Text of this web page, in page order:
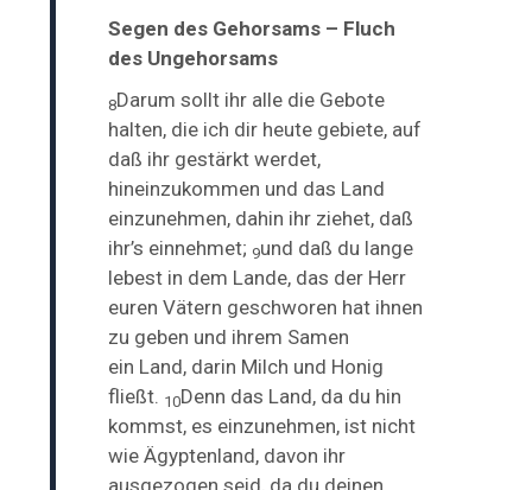
Segen des Gehorsams – Fluch
des Ungehorsams
8Darum sollt ihr alle die Gebote
halten, die ich dir heute gebiete, auf
daß ihr gestärkt werdet,
hineinzukommen und das Land
einzunehmen, dahin ihr ziehet, daß
ihr’s einnehmet; 9und daß du lange
lebest in dem Lande, das der Herr
euren Vätern geschworen hat ihnen
zu geben und ihrem Samen
ein Land, darin Milch und Honig
fließt. 10Denn das Land, da du hin
kommst, es einzunehmen, ist nicht
wie Ägyptenland, davon ihr
ausgezogen seid, da du deinen